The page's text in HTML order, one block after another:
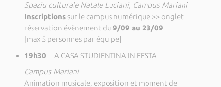
Spaziu culturale Natale Luciani, Campus Mariani
Inscriptionssur le campus numérique >> onglet
réservation évènement du 9/09 au 23/09
[max 5 personnes par équipe]
19h30 A CASA STUDIENTINA IN FESTA
Campus Mariani
Animation musicale, exposition et moment de